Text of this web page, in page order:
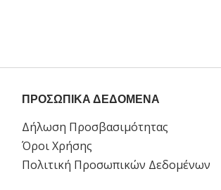
ΠΡΟΣΩΠΙΚΑ ΔΕΔΟΜΕΝΑ
Δήλωση Προσβασιμότητας
Όροι Χρήσης
Πολιτική Προσωπικών Δεδομένων